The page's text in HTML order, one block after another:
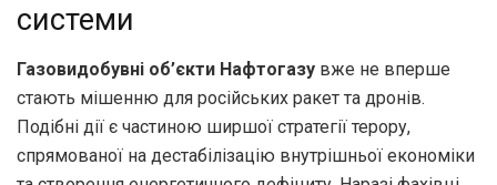
системи
Газовидобувні об’єкти Нафтогазу вже не вперше
стають мішенню для російських ракет та дронів.
Подібні дії є частиною ширшої стратегії терору,
спрямованої на дестабілізацію внутрішньої економіки